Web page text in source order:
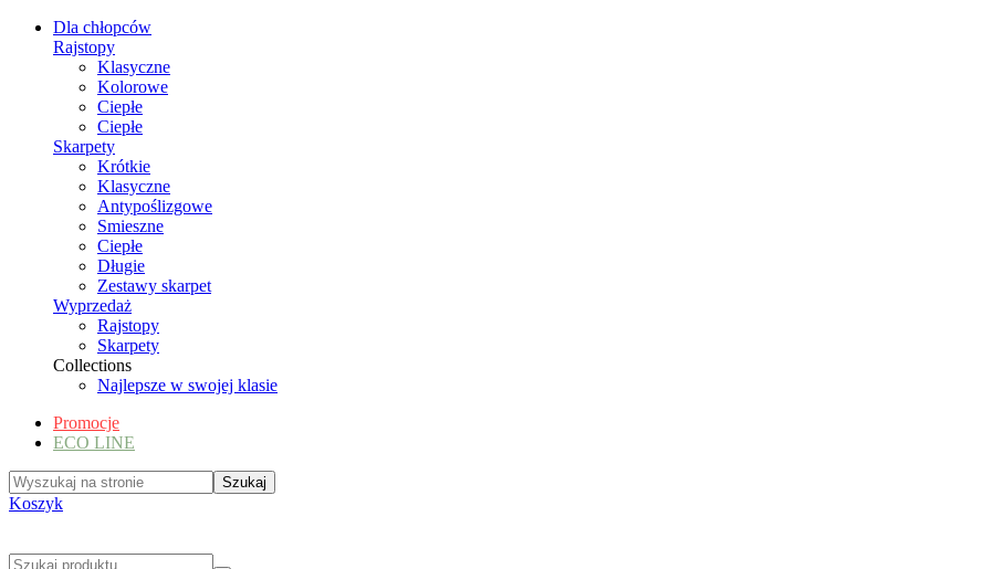
Dla chłopców
Rajstopy
Klasyczne
Kolorowe
Ciepłe
Ciepłe
Skarpety
Krótkie
Klasyczne
Antypoślizgowe
Smieszne
Ciepłe
Długie
Zestawy skarpet
Wyprzedaż
Rajstopy
Skarpety
Collections
Najlepsze w swojej klasie
Promocje
ECO LINE
Koszyk